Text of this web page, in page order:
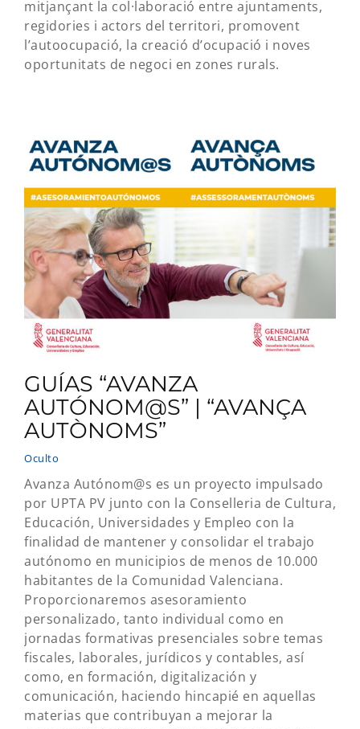
mitjançant la col·laboració entre ajuntaments,
regidories i actors del territori, promovent
l’autoocupació, la creació d’ocupació i noves
oportunitats de negoci en zones rurals.
GUÍAS “AVANZA
AUTÓNOM@S” | “AVANÇA
AUTÒNOMS”
Oculto
Avanza Autónom@s es un proyecto impulsado
por UPTA PV junto con la Conselleria de Cultura,
Educación, Universidades y Empleo con la
finalidad de mantener y consolidar el trabajo
autónomo en municipios de menos de 10.000
habitantes de la Comunidad Valenciana.
Proporcionaremos asesoramiento
personalizado, tanto individual como en
jornadas formativas presenciales sobre temas
fiscales, laborales, jurídicos y contables, así
como, en formación, digitalización y
comunicación, haciendo hincapié en aquellas
materias que contribuyan a mejorar la